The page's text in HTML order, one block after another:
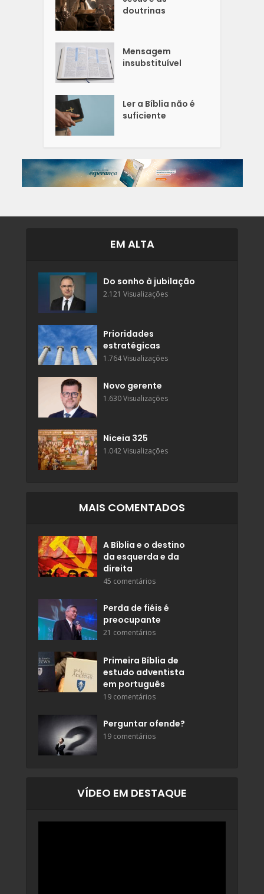
doutrinas
Mensagem
insubstituível
Ler a Bíblia não é
suficiente
EM ALTA
Do sonho à jubilação
2.121 Visualizações
Prioridades
estratégicas
1.764 Visualizações
Novo gerente
1.630 Visualizações
Niceia 325
1.042 Visualizações
MAIS COMENTADOS
A Bíblia e o destino
da esquerda e da
direita
45 comentários
Perda de fiéis é
preocupante
21 comentários
Primeira Bíblia de
estudo adventista
em português
19 comentários
Perguntar ofende?
19 comentários
VÍDEO EM DESTAQUE